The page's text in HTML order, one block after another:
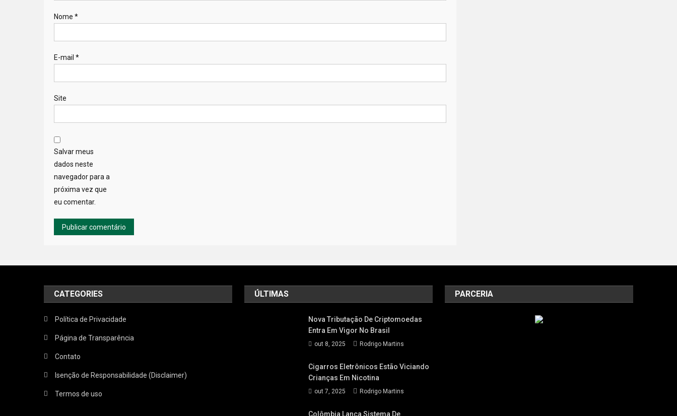
Nome *
E-mail *
Site
Salvar meus
dados neste
navegador para a
próxima vez que
eu comentar.
CATEGORIES
Política de Privacidade
Página de Transparência
Contato
Isenção de Responsabilidade (Disclaimer)
Termos de uso
ÚLTIMAS
Nova Tributação De Criptomoedas
Entra Em Vigor No Brasil
out 8, 2025 Rodrigo Martins
Cigarros Eletrônicos Estão Viciando
Crianças Em Nicotina
out 7, 2025 Rodrigo Martins
Colômbia Lança Sistema De
PARCERIA